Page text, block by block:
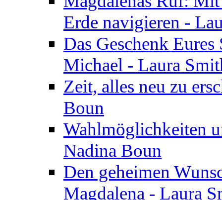
Erde navigieren -
Das Geschenk
Michael - Laura
Zeit, alles neu zu
Boun
Wahlmöglichkeiten
Nadina Boun
Den geheimen
Magdalena - Laura